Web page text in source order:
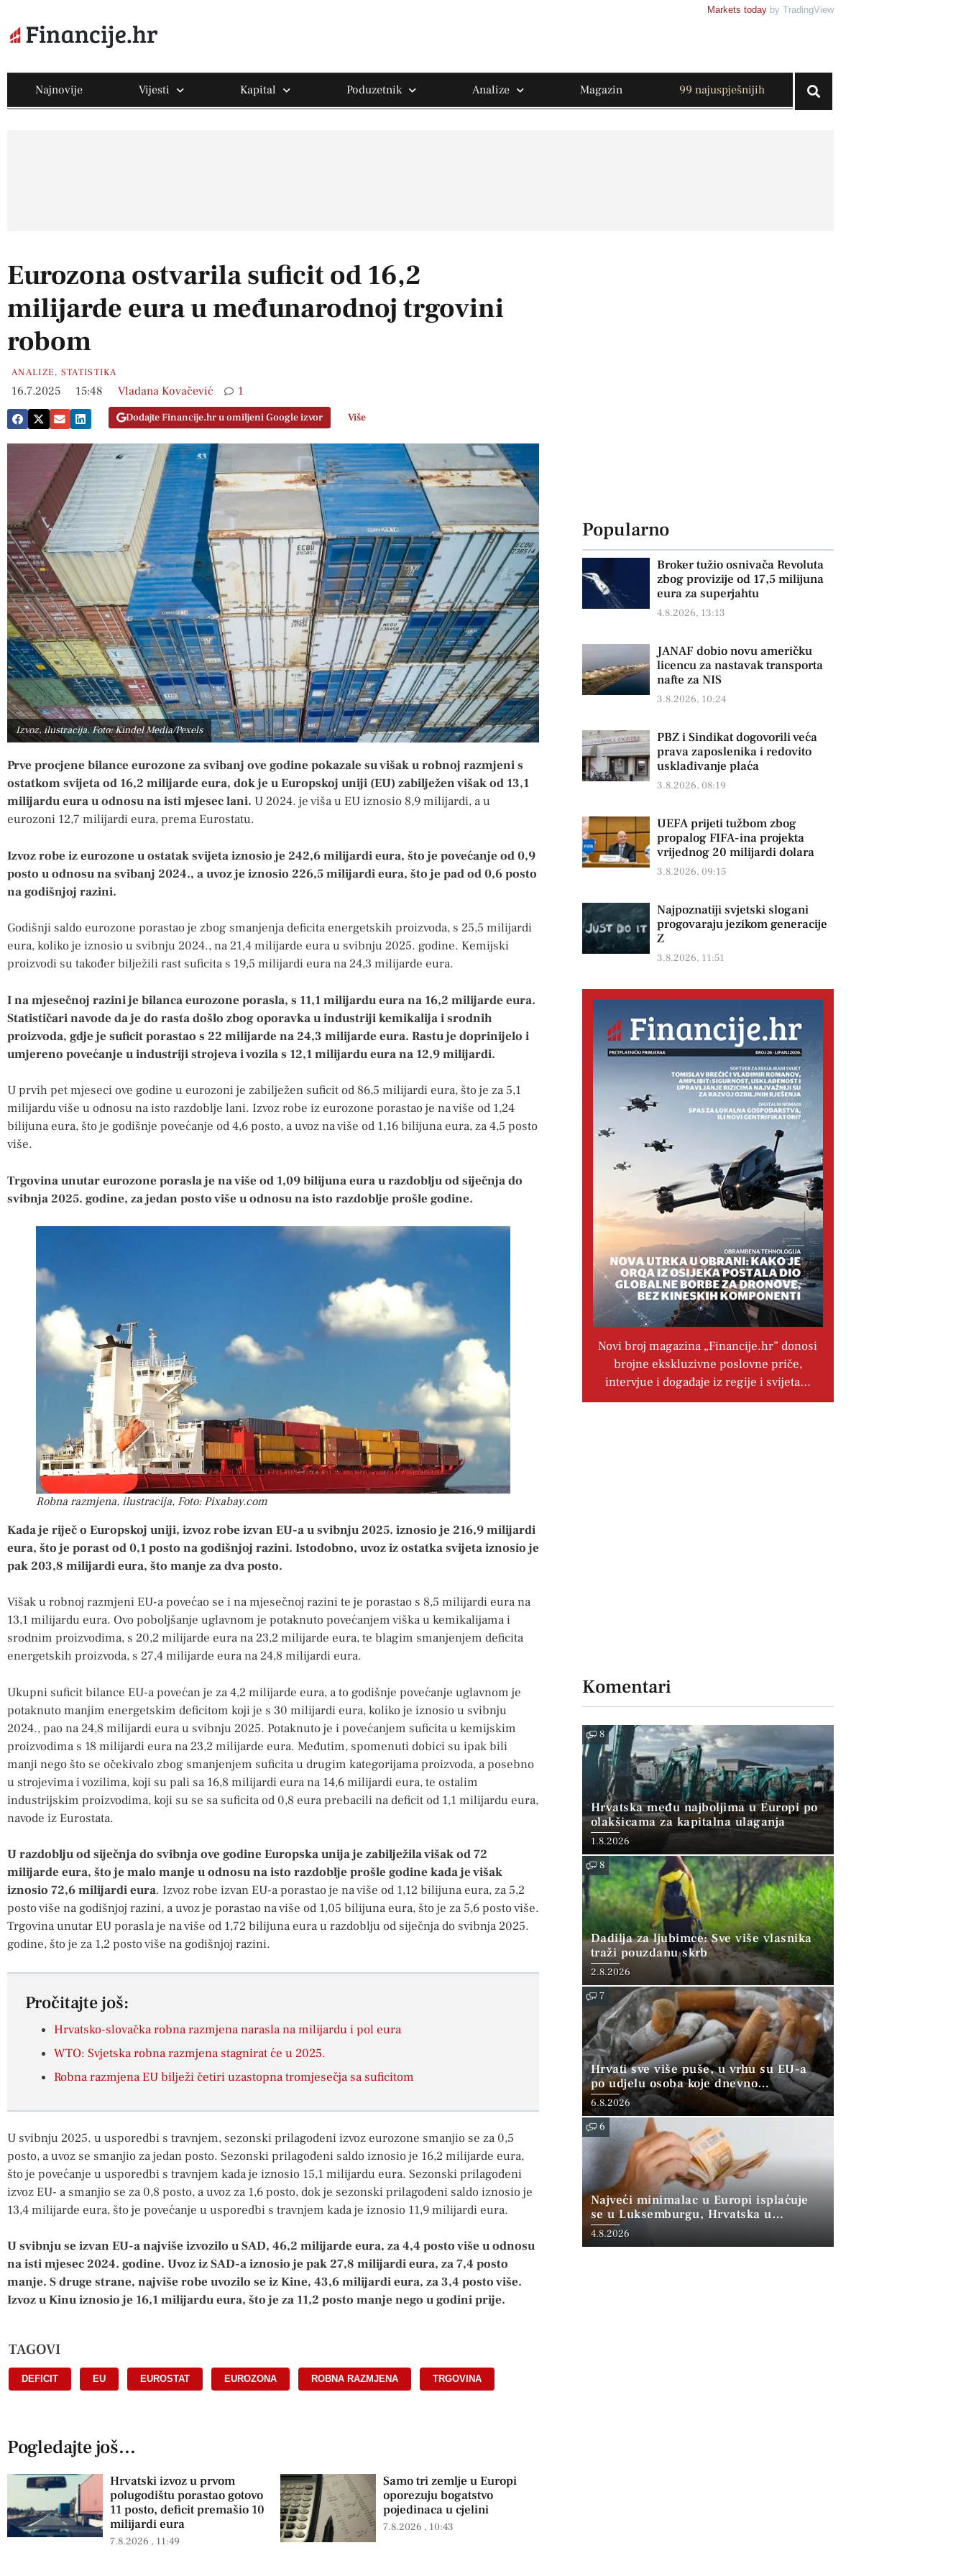
Markets today by TradingView
Najnovije Vijesti Kapital Poduzetnik Analize Magazin 99 najuspješnijih
Eurozona ostvarila suficit od 16,2
milijarde eura u međunarodnoj trgovini
robom
ANALIZE, STATISTIKA
16.7.2025 15:48 Vladana Kovačević 1
Dodajte Financije.hr u omiljeni Google izvor Više
Izvoz, ilustracija. Foto: Kindel Media/Pexels
Prve procjene bilance eurozone za svibanj ove godine pokazale su višak u robnoj razmjeni s
ostatkom svijeta od 16,2 milijarde eura, dok je u Europskoj uniji (EU) zabilježen višak od 13,1
milijardu eura u odnosu na isti mjesec lani. U 2024. je viša u EU iznosio 8,9 milijardi, a u
eurozoni 12,7 milijardi eura, prema Eurostatu.
Izvoz robe iz eurozone u ostatak svijeta iznosio je 242,6 milijardi eura, što je povećanje od 0,9
posto u odnosu na svibanj 2024., a uvoz je iznosio 226,5 milijardi eura, što je pad od 0,6 posto
na godišnjoj razini.
Godišnji saldo eurozone porastao je zbog smanjenja deficita energetskih proizvoda, s 25,5 milijardi
eura, koliko je iznosio u svibnju 2024., na 21,4 milijarde eura u svibnju 2025. godine. Kemijski
proizvodi su također bilježili rast suficita s 19,5 milijardi eura na 24,3 milijarde eura.
I na mjesečnoj razini je bilanca eurozone porasla, s 11,1 milijardu eura na 16,2 milijarde eura.
Statističari navode da je do rasta došlo zbog oporavka u industriji kemikalija i srodnih
proizvoda, gdje je suficit porastao s 22 milijarde na 24,3 milijarde eura. Rastu je doprinijelo i
umjereno povećanje u industriji strojeva i vozila s 12,1 milijardu eura na 12,9 milijardi.
U prvih pet mjeseci ove godine u eurozoni je zabilježen suficit od 86,5 milijardi eura, što je za 5,1
milijardu više u odnosu na isto razdoblje lani. Izvoz robe iz eurozone porastao je na više od 1,24
bilijuna eura, što je godišnje povećanje od 4,6 posto, a uvoz na više od 1,16 bilijuna eura, za 4,5 posto
više.
Trgovina unutar eurozone porasla je na više od 1,09 bilijuna eura u razdoblju od siječnja do
svibnja 2025. godine, za jedan posto više u odnosu na isto razdoblje prošle godine.
Robna razmjena, ilustracija, Foto: Pixabay.com
Kada je riječ o Europskoj uniji, izvoz robe izvan EU-a u svibnju 2025. iznosio je 216,9 milijardi
eura, što je porast od 0,1 posto na godišnjoj razini. Istodobno, uvoz iz ostatka svijeta iznosio je
pak 203,8 milijardi eura, što manje za dva posto.
Višak u robnoj razmjeni EU-a povećao se i na mjesečnoj razini te je porastao s 8,5 milijardi eura na
13,1 milijardu eura. Ovo poboljšanje uglavnom je potaknuto povećanjem viška u kemikalijama i
srodnim proizvodima, s 20,2 milijarde eura na 23,2 milijarde eura, te blagim smanjenjem deficita
energetskih proizvoda, s 27,4 milijarde eura na 24,8 milijardi eura.
Ukupni suficit bilance EU-a povećan je za 4,2 milijarde eura, a to godišnje povećanje uglavnom je
potaknuto manjim energetskim deficitom koji je s 30 milijardi eura, koliko je iznosio u svibnju
2024., pao na 24,8 milijardi eura u svibnju 2025. Potaknuto je i povećanjem suficita u kemijskim
proizvodima s 18 milijardi eura na 23,2 milijarde eura. Međutim, spomenuti dobici su ipak bili
manji nego što se očekivalo zbog smanjenjem suficita u drugim kategorijama proizvoda, a posebno
u strojevima i vozilima, koji su pali sa 16,8 milijardi eura na 14,6 milijardi eura, te ostalim
industrijskim proizvodima, koji su se sa suficita od 0,8 eura prebacili na deficit od 1,1 milijardu eura,
navode iz Eurostata.
U razdoblju od siječnja do svibnja ove godine Europska unija je zabilježila višak od 72
milijarde eura, što je malo manje u odnosu na isto razdoblje prošle godine kada je višak
iznosio 72,6 milijardi eura. Izvoz robe izvan EU-a porastao je na više od 1,12 bilijuna eura, za 5,2
posto više na godišnjoj razini, a uvoz je porastao na više od 1,05 bilijuna eura, što je za 5,6 posto više.
Trgovina unutar EU porasla je na više od 1,72 bilijuna eura u razdoblju od siječnja do svibnja 2025.
godine, što je za 1,2 posto više na godišnjoj razini.
Pročitajte još:
Hrvatsko-slovačka robna razmjena narasla na milijardu i pol eura
WTO: Svjetska robna razmjena stagnirat će u 2025.
Robna razmjena EU bilježi četiri uzastopna tromjesečja sa suficitom
U svibnju 2025. u usporedbi s travnjem, sezonski prilagođeni izvoz eurozone smanjio se za 0,5
posto, a uvoz se smanjio za jedan posto. Sezonski prilagođeni saldo iznosio je 16,2 milijarde eura,
što je povećanje u usporedbi s travnjem kada je iznosio 15,1 milijardu eura. Sezonski prilagođeni
izvoz EU- a smanjio se za 0,8 posto, a uvoz za 1,6 posto, dok je sezonski prilagođeni saldo iznosio je
13,4 milijarde eura, što je povećanje u usporedbi s travnjem kada je iznosio 11,9 milijardi eura.
U svibnju se izvan EU-a najviše izvozilo u SAD, 46,2 milijarde eura, za 4,4 posto više u odnosu
na isti mjesec 2024. godine. Uvoz iz SAD-a iznosio je pak 27,8 milijardi eura, za 7,4 posto
manje. S druge strane, najviše robe uvozilo se iz Kine, 43,6 milijardi eura, za 3,4 posto više.
Izvoz u Kinu iznosio je 16,1 milijardu eura, što je za 11,2 posto manje nego u godini prije.
TAGOVI
DEFICIT EU EUROSTAT EUROZONA ROBNA RAZMJENA TRGOVINA
Pogledajte još...
Hrvatski izvoz u prvom
polugodištu porastao gotovo
11 posto, deficit premašio 10
milijardi eura
7.8.2026 11:49
Samo tri zemlje u Europi
oporezuju bogatstvo
pojedinaca u cjelini
7.8.2026 10:43
Popularno
Broker tužio osnivača Revoluta
zbog provizije od 17,5 milijuna
eura za superjahtu
4.8.2026, 13:13
JANAF dobio novu američku
licencu za nastavak transporta
nafte za NIS
3.8.2026, 10:24
PBZ i Sindikat dogovorili veća
prava zaposlenika i redovito
usklađivanje plaća
3.8.2026, 08:19
UEFA prijeti tužbom zbog
propalog FIFA-ina projekta
vrijednog 20 milijardi dolara
3.8.2026, 09:15
Najpoznatiji svjetski slogani
progovaraju jezikom generacije
Z
3.8.2026, 11:51
Novi broj magazina „Financije.hr” donosi
brojne ekskluzivne poslovne priče,
intervjue i događaje iz regije i svijeta…
Komentari
8
Hrvatska među najboljima u Europi po
olakšicama za kapitalna ulaganja
1.8.2026
8
Dadilja za ljubimce: Sve više vlasnika
traži pouzdanu skrb
2.8.2026
7
Hrvati sve više puše, u vrhu su EU-a
po udjelu osoba koje dnevno
konzumiraju duhan
6.8.2026
6
Najveći minimalac u Europi isplaćuje
se u Luksemburgu, Hrvatska u
“srednjoj skupini”
4.8.2026